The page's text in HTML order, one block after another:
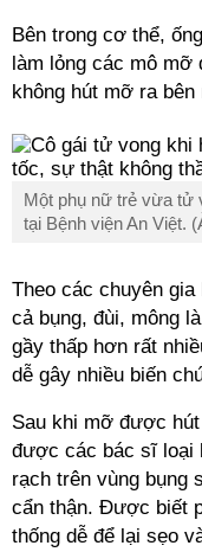
Bên trong cơ thể,
làm lỏng các mô mỡ
không hút mỡ ra
Một phụ nữ trẻ vừa tử
tại Bệnh viện An Việt.
Theo các chuyên
cả bụng, đùi, mông
gầy thấp hơn rất
dễ gây nhiều biến
Sau khi mỡ được
được các bác sĩ loại
rạch trên vùng bụng
cẩn thận. Được biết
thống dễ để lại sẹo